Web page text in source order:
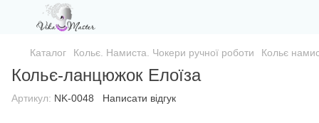
Каталог Кольє. Намиста. Чокери ручної роботи Кольє
Кольє-ланцюжок Елоїза
Артикул: NK-0048 Написати відгук